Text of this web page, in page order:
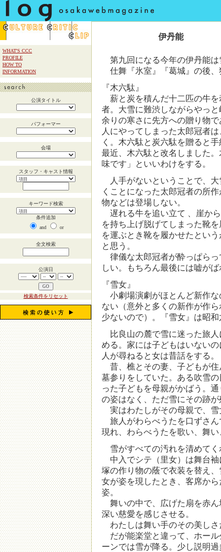
WHAT'S CCC
PROFILE
HOW TO
INFORMATION
公演タイトル
パフォーマー
会場
スタッフ・キャスト情報
キーワード検索
条件追加
and
or
全文検索
公演日
検索条件をリセット
伊丹能
第九回になる今年の伊丹能は
仕舞『氷室』『葛城』の後
『木六駄』
薪と炭を積んだ十二匹の牛
者。大雪に難渋しながらやっ
余りの寒さに先方への贈り物
人にやってしまった太郎冠者
く。木六駄と炭六駄を贈ると
最近、木六駄と改名しました
味です」といいわけをする。
人手がないということで、
くことになった太郎冠者の所
物などは登場しない。
遅れる牛を追い立て 、崖か
を持ち上げ脱げてしまった靴
を運ぶとき靴を履かせたとい
と思う。
律儀な太郎冠者が酔っぱら
しい。もちろん最後には嘘が
『雪女』
小劇場演劇がほとんど新作
ない（意外と多くの新作が作
少ないので）。『雪女』は昭
比良山の麓で雪に迷った旅
める。家には子どもはいない
人が尋ねると女は昔話をする。
昔、樵とその妻、子どもが
墓参りをしていた。ある吹雪
った子どもを母親がかばう。
の姿はなく、ただ雪にその跡
実はわたしがその母親で、
旅人がわらべうたを口ずさ
現れ、わらべうたを歌い、舞
雪がすべての汚れを清めて
中入でシテ（里女）は舞台
塚の作り物の蔭で衣装を替え
女が姿を現したとき、客席か
姿。
舞いの中で、広げた扇を赤
深い慈愛を感じさせる。
わたしは舞い手のその美しさ
だが能楽堂と違って、ホー
ーンでは雪が降る。少し説明